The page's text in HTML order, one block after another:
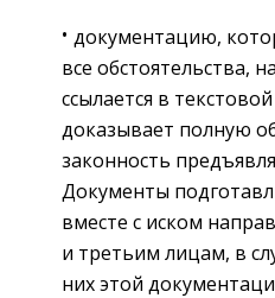
документацию,
все обстоятельства,
ссылается в
доказывает полную
законность
Документы
вместе с иском
и третьим лицам, в
них этой